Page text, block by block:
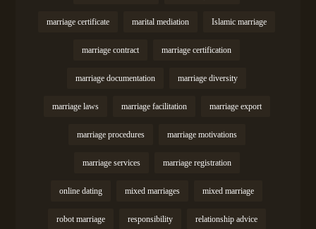
Islamic marriage
marital mediation
marriage certificate
marriage certification
marriage contract
marriage diversity
marriage documentation
marriage export
marriage facilitation
marriage laws
marriage motivations
marriage procedures
marriage registration
marriage services
mixed marriage
mixed marriages
online dating
relationship advice
responsibility
robot marriage